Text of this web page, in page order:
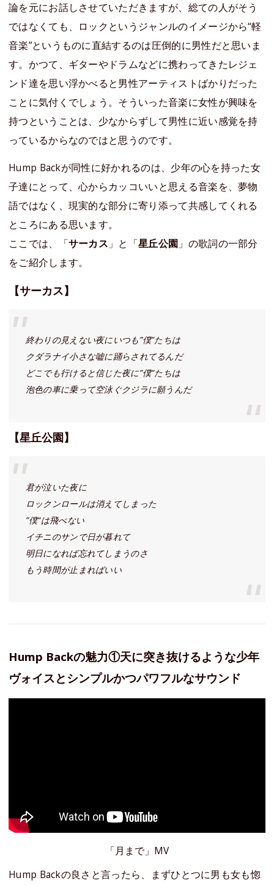
論を元にお話しさせていただきますが、総ての人がそう
ではなくても、ロックというジャンルのイメージから“軽
音楽”というものに直結するのは圧倒的に男性だと思いま
す。かつて、ギターやドラムなどに携わってきたレジェ
ンド達を思い浮かべると男性アーティストばかりだった
ことに気付くでしょう。そういった音楽に女性が興味を
持つということは、少なからずして男性に近い感覚を持
っているからなのではと思うのです。
Hump Backが同性に好かれるのは、少年の心を持った女
子達にとって、心からカッコいいと思える音楽を、夢物
語ではなく、現実的な部分に寄り添って共感してくれる
ところにある思います。
ここでは、「サーカス 」と「星丘公園 」の歌詞の一部分
をご紹介します。
【サーカス】
終わりの見えない夜にいつも”僕”たちは
クダラナイ小さな嘘に踊らされてるんだ
どこでも行けると信じた夜に”僕“たちは
泡色の車に乗って空泳ぐクジラに願うんだ
【星丘公園】
君が泣いた夜に
ロックンロールは消えてしまった
”僕“は飛べない
イチニのサンで日が暮れて
明日になれば忘れてしまうのさ
もう時間が止まればいい
Hump Backの魅力①天に突き抜けるような少年
ヴォイスとシンプルかつパワフルなサウンド
「月まで」MV
Hump Backの良さと言ったら、まずひとつに男も女も惚